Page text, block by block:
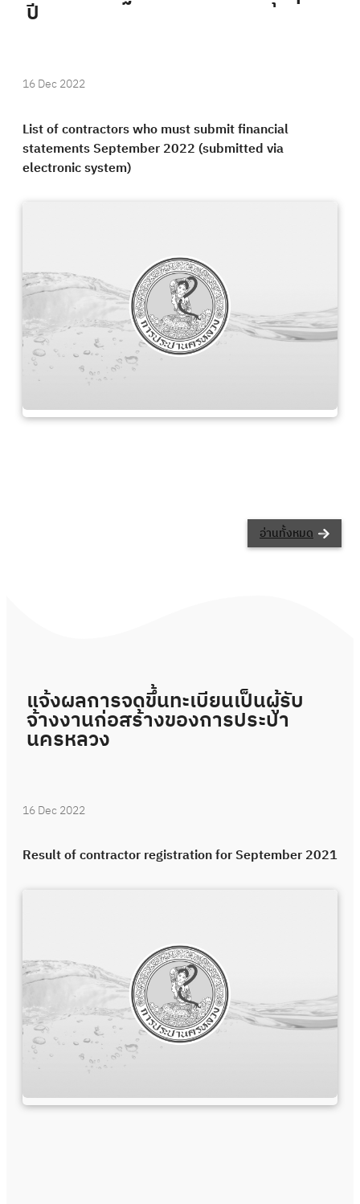
ปี
16 Dec 2022
List of contractors who must submit financial
statements September 2022 (submitted via
electronic system)
อ่านทั้งหมด
แจ้งผลการจดขึ้นทะเบียนเป็นผู้รับ
จ้างงานก่อสร้างของการประปา
นครหลวง
16 Dec 2022
Result of contractor registration for September 2021